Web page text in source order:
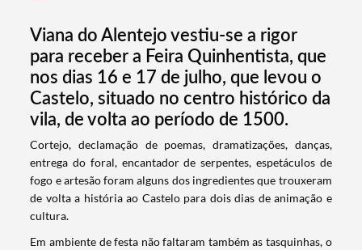
Viana do Alentejo vestiu-se a rigor
para receber a Feira Quinhentista, que
nos dias 16 e 17 de julho, que levou o
Castelo, situado no centro histórico da
vila, de volta ao período de 1500.
​Cortejo, declamação de poemas, dramatizações, danças,
entrega do foral, encantador de serpentes, espetáculos de
fogo e artesão foram alguns dos ingredientes que trouxeram
de volta a história ao Castelo para dois dias de animação e
cultura.
Em ambiente de festa não faltaram também as tasquinhas, o